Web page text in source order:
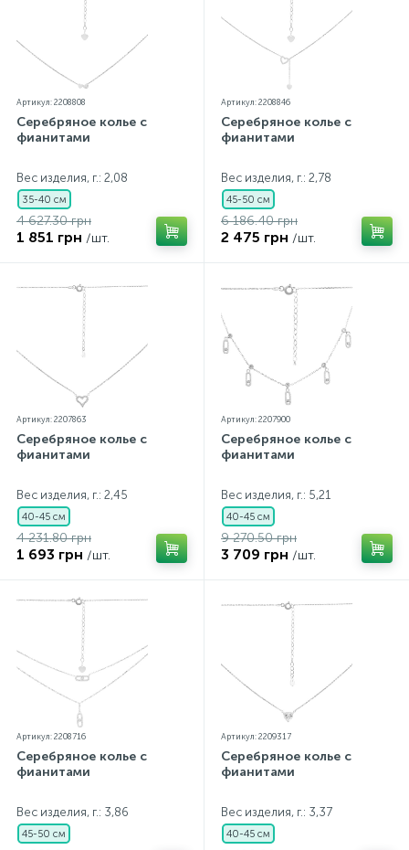
Артикул: 2208808
Серебряное колье с
фианитами
Вес изделия, г.: 2,08
35-40 см
4 627.30 грн
1 851 грн /шт.
Артикул: 2208846
Серебряное колье с
фианитами
Вес изделия, г.: 2,78
45-50 см
6 186.40 грн
2 475 грн /шт.
Артикул: 2207863
Серебряное колье с
фианитами
Вес изделия, г.: 2,45
40-45 см
4 231.80 грн
1 693 грн /шт.
Артикул: 2207900
Серебряное колье с
фианитами
Вес изделия, г.: 5,21
40-45 см
9 270.50 грн
3 709 грн /шт.
Артикул: 2208716
Серебряное колье с
фианитами
Вес изделия, г.: 3,86
45-50 см
Артикул: 2209317
Серебряное колье с
фианитами
Вес изделия, г.: 3,37
40-45 см